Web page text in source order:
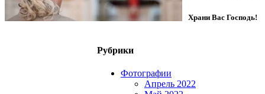
Рубрики
Фотографии
Апрель 2022
Храни Вас Господь!